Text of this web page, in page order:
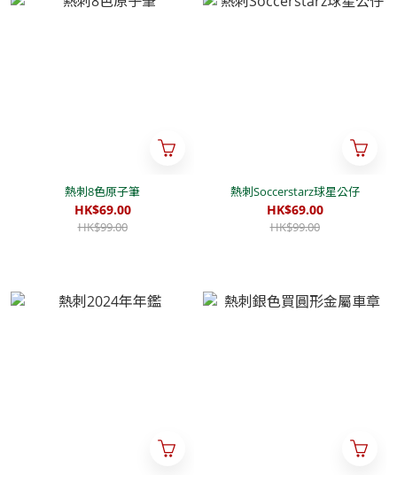
熱刺8色原子筆
HK$69.00
HK$99.00
熱刺Soccerstarz球星公仔
HK$69.00
HK$99.00